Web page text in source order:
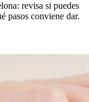
revisa si puedes
pasos conviene dar.